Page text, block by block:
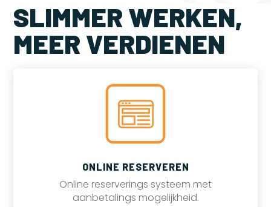
SLIMMER WERKEN,
MEER VERDIENEN
ONLINE RESERVEREN
Online reserverings systeem met
aanbetalings mogelijkheid.